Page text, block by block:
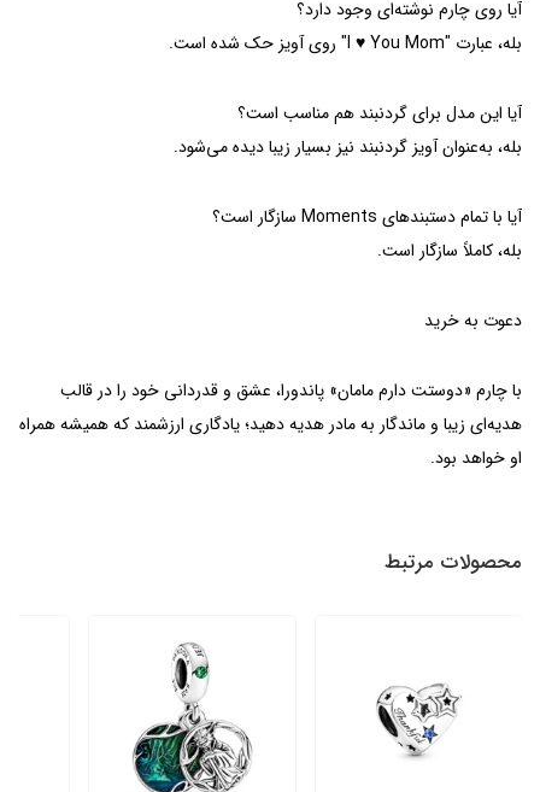
آیا روی چارم نوشته‌ای وجود دارد؟
بله، عبارت "I ♥ You Mom" روی آویز حک شده است.
آیا این مدل برای گردنبند هم مناسب است؟
بله، به‌عنوان آویز گردنبند نیز بسیار زیبا دیده می‌شود.
آیا با تمام دستبندهای Moments سازگار است؟
بله، کاملاً سازگار است.
دعوت به خرید
با چارم «دوستت دارم مامان» پاندورا، عشق و قدردانی خود را در قالب
هدیه‌ای زیبا و ماندگار به مادر هدیه دهید؛ یادگاری ارزشمند که همیشه همراه
او خواهد بود.
محصولات مرتبط